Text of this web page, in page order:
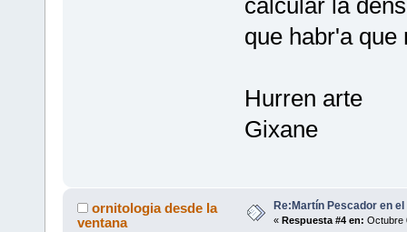
que habr'a que
Hurren arte
Gixane
ornitologia desde la
ventana
Re:Martín Pescador en
« Respuesta #4 en: Octubre